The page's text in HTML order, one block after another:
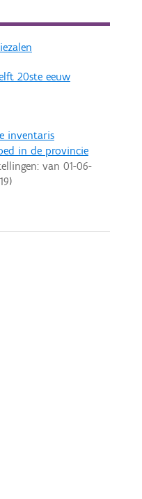
20ste eeuw
inventaris
in de provincie
van 01-06-
)